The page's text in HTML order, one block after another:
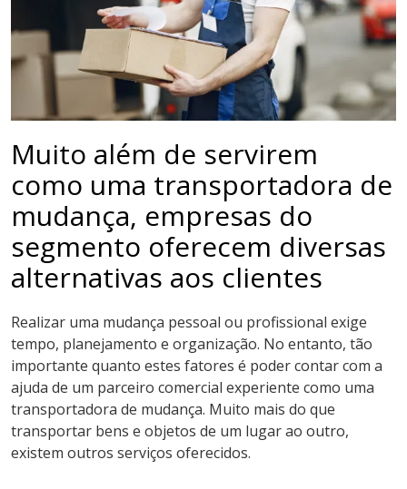
Muito além de servirem
como uma transportadora de
mudança, empresas do
segmento oferecem diversas
alternativas aos clientes
Realizar uma mudança pessoal ou profissional exige
tempo, planejamento e organização. No entanto, tão
importante quanto estes fatores é poder contar com a
ajuda de um parceiro comercial experiente como uma
transportadora de mudança. Muito mais do que
transportar bens e objetos de um lugar ao outro,
existem outros serviços oferecidos.